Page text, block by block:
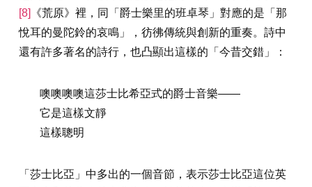
[8]
《荒原》裡，同「爵士樂里的班卓琴」對應的是「那
悅耳的曼陀鈴的哀鳴」，彷彿傳統與創新的重奏。詩中
還有許多著名的詩行，也凸顯出這樣的「今昔交錯」：
噢噢噢噢這莎士比希亞式的爵士音樂——
它是這樣文靜
這樣聰明
「莎士比亞」中多出的一個音節，表示莎士比亞這位英